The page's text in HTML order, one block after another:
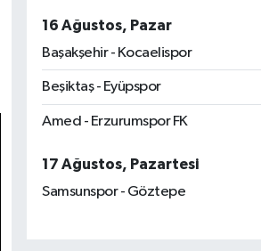
16 Ağustos, Pazar
Başakşehir - Kocaelispor
Beşiktaş - Eyüpspor
Amed - Erzurumspor FK
17 Ağustos, Pazartesi
Samsunspor - Göztepe